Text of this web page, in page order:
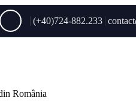
(+40)724-882.233
România